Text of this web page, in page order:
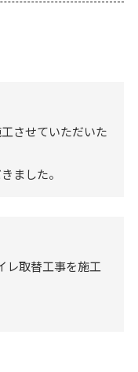
させていただいた
ました。
レ取替工事を施工